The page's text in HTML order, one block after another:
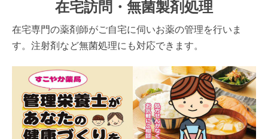
在宅訪問・無菌製剤処理
在宅専門の薬剤師がご自宅に伺いお薬の管理を行いま
す。注射剤など無菌処理にも対応できます。